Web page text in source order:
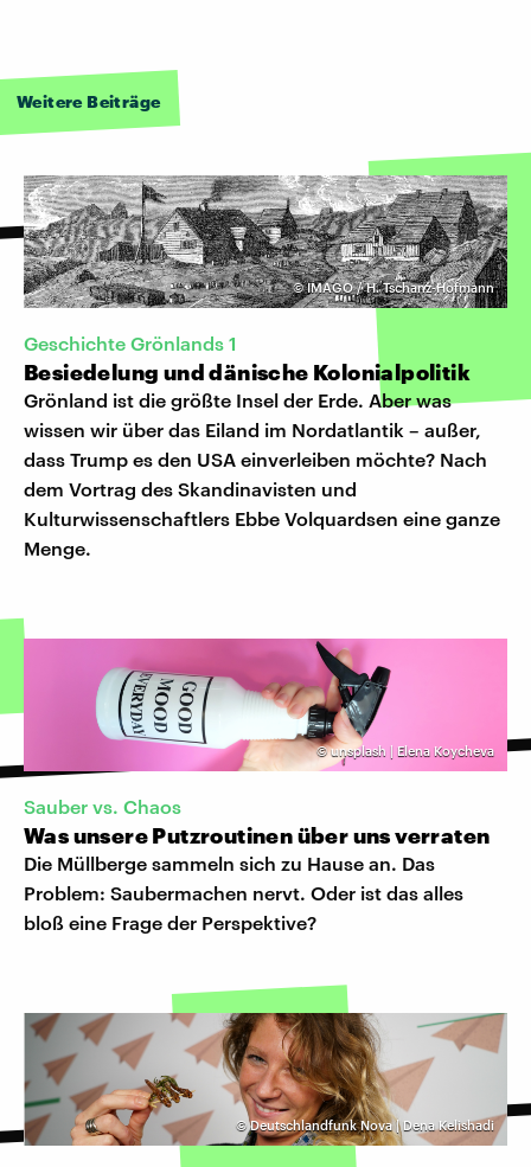
Weitere Beiträge
©IMAGO / H. Tschanz-Hofmann
Geschichte Grönlands 1
Besiedelung und dänische Kolonialpolitik
Grönland ist die größte Insel der Erde. Aber was
wissen wir über das Eiland im Nordatlantik – außer,
dass Trump es den USA einverleiben möchte? Nach
dem Vortrag des Skandinavisten und
Kulturwissenschaftlers Ebbe Volquardsen eine ganze
Menge.
©unsplash | Elena Koycheva
Sauber vs. Chaos
Was unsere Putzroutinen über uns verraten
Die Müllberge sammeln sich zu Hause an. Das
Problem: Saubermachen nervt. Oder ist das alles
bloß eine Frage der Perspektive?
©Deutschlandfunk Nova | Dena Kelishadi